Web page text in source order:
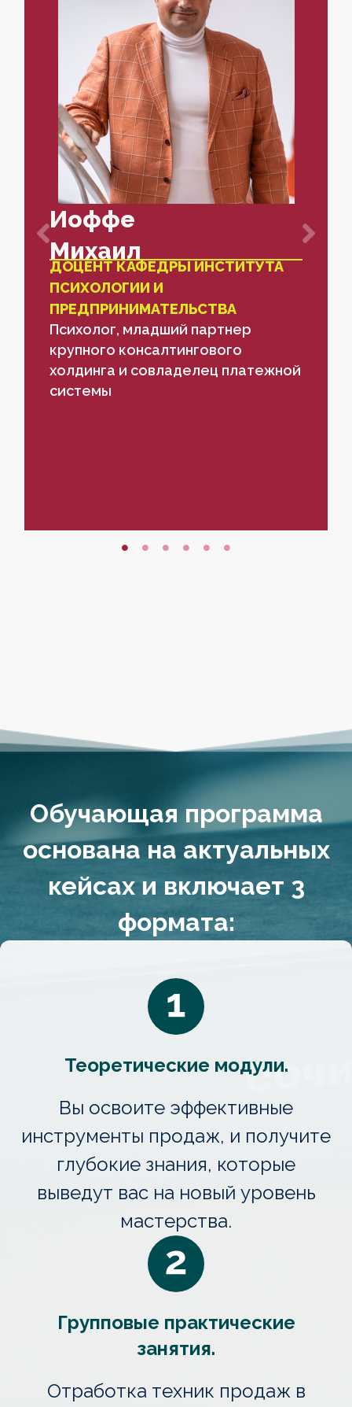
Иоффе
Михаил
ДОЦЕНТ КАФЕДРЫ ИНСТИТУТА
ПСИХОЛОГИИ И
ПРЕДПРИНИМАТЕЛЬСТВА
Психолог, младший партнер
крупного консалтингового
холдинга и совладелец платежной
системы
Обучающая программа
основана на актуальных
кейсах и включает 3
формата:
Теоретические модули.
Вы освоите эффективные
инструменты продаж, и получите
глубокие знания, которые
выведут вас на новый уровень
мастерства.
Групповые практические
занятия.
Отработка техник продаж в